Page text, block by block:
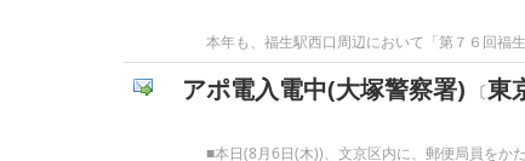
本年も、福生駅西口周辺において「第７６回福
アポ電入電中(大塚警察署) 〔東
■本日(8月6日(木))、文京区内に、郵便局員をか